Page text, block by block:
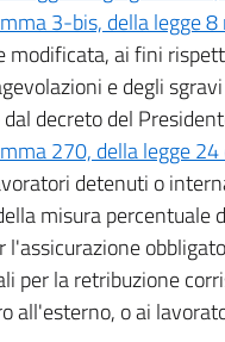
3-bis, della legge
modificata, ai fini
e degli
decreto del
270, della legge
detenuti o
misura percentuale
l'assicurazione
per la retribuzione
all'esterno, o ai